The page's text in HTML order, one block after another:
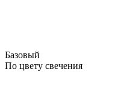
Базовый
По цвету свечения